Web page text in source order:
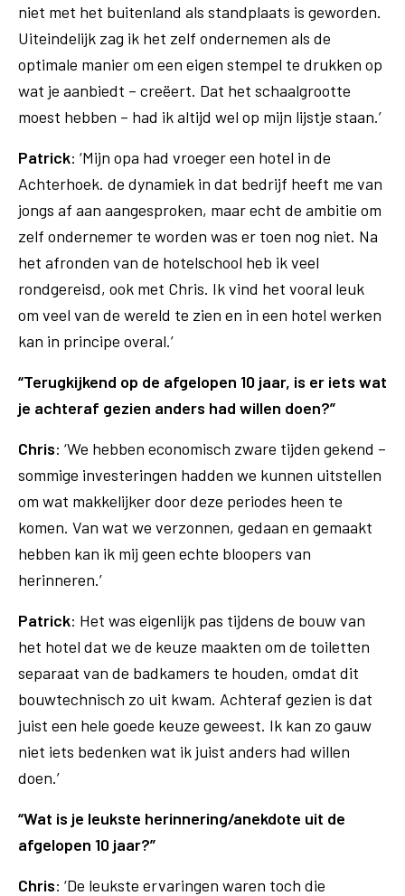
niet met het buitenland als standplaats is geworden.
Uiteindelijk zag ik het zelf ondernemen als de
optimale manier om een eigen stempel te drukken op
wat je aanbiedt – creëert. Dat het schaalgrootte
moest hebben – had ik altijd wel op mijn lijstje staan.’
Patrick: ‘Mijn opa had vroeger een hotel in de
Achterhoek. de dynamiek in dat bedrijf heeft me van
jongs af aan aangesproken, maar echt de ambitie om
zelf ondernemer te worden was er toen nog niet. Na
het afronden van de hotelschool heb ik veel
rondgereisd, ook met Chris. Ik vind het vooral leuk
om veel van de wereld te zien en in een hotel werken
kan in principe overal.’
“Terugkijkend op de afgelopen 10 jaar, is er iets wat
je achteraf gezien anders had willen doen?”
Chris: ‘We hebben economisch zware tijden gekend –
sommige investeringen hadden we kunnen uitstellen
om wat makkelijker door deze periodes heen te
komen. Van wat we verzonnen, gedaan en gemaakt
hebben kan ik mij geen echte bloopers van
herinneren.’
Patrick: Het was eigenlijk pas tijdens de bouw van
het hotel dat we de keuze maakten om de toiletten
separaat van de badkamers te houden, omdat dit
bouwtechnisch zo uit kwam. Achteraf gezien is dat
juist een hele goede keuze geweest. Ik kan zo gauw
niet iets bedenken wat ik juist anders had willen
doen.’
“Wat is je leukste herinnering/anekdote uit de
afgelopen 10 jaar?”
Chris: ‘De leukste ervaringen waren toch die